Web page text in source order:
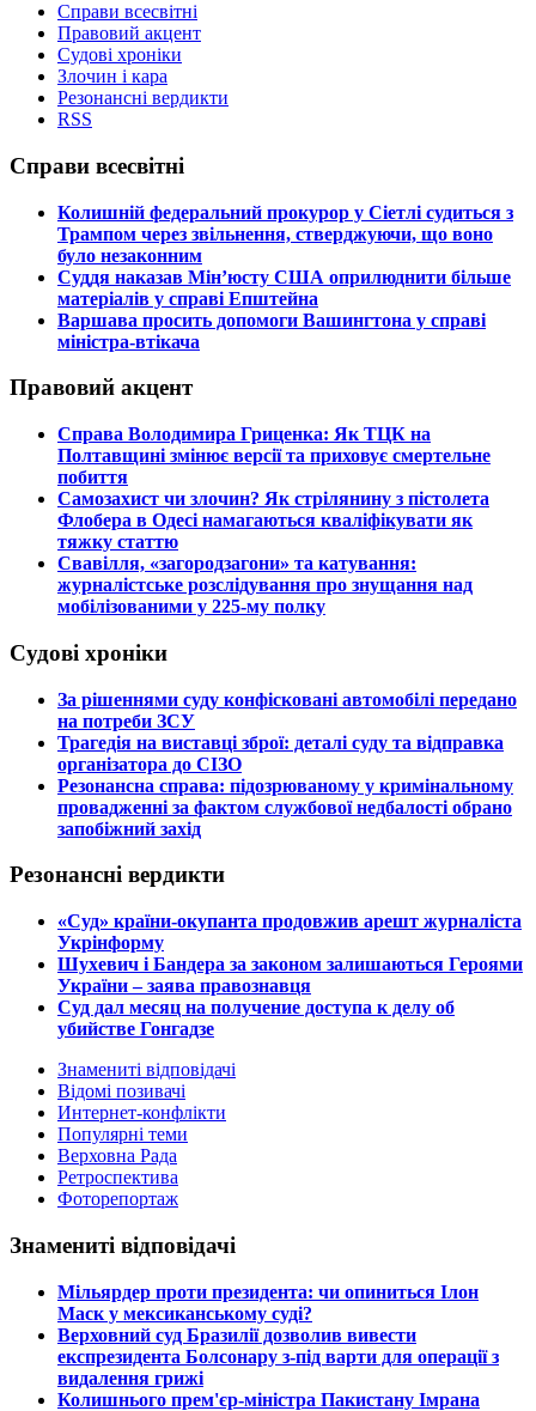
Справи всесвітні
Правовий акцент
Судові хроніки
Злочин і кара
Резонансні вердикти
RSS
Справи всесвітні
​Колишній федеральний прокурор у Сіетлі судиться з
Трампом через звільнення, стверджуючи, що воно
було незаконним
​Суддя наказав Мін’юсту США оприлюднити більше
матеріалів у справі Епштейна
​Варшава просить допомоги Вашингтона у справі
міністра-втікача
Правовий акцент
​Справа Володимира Гриценка: Як ТЦК на
Полтавщині змінює версії та приховує смертельне
побиття
​Самозахист чи злочин? Як стрілянину з пістолета
Флобера в Одесі намагаються кваліфікувати як
тяжку статтю
​Свавілля, «загородзагони» та катування:
журналістське розслідування про знущання над
мобілізованими у 225-му полку
Судові хроніки
​За рішеннями суду конфісковані автомобілі передано
на потреби ЗСУ
​Трагедія на виставці зброї: деталі суду та відправка
організатора до СІЗО
​Резонансна справа: підозрюваному у кримінальному
провадженні за фактом службової недбалості обрано
запобіжний захід
Резонансні вердикти
​«Суд» країни-окупанта продовжив арешт журналіста
Укрінформу
Шухевич і Бандера за законом залишаються Героями
України – заява правознавця
Суд дал месяц на получение доступа к делу об
убийстве Гонгадзе
Знамениті відповідачі
Відомі позивачі
Интернет-конфлікти
Популярні теми
Верховна Рада
Ретроспектива
Фоторепортаж
Знамениті відповідачі
​Мільярдер проти президента: чи опиниться Ілон
Маск у мексиканському суді?
​Верховний суд Бразилії дозволив вивести
експрезидента Болсонару з-під варти для операції з
видалення грижі
​Колишнього прем'єр-міністра Пакистану Імрана